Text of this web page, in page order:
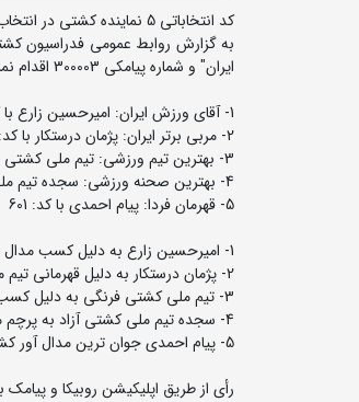
کد انتخاباتی 5 نماینده کشتی در انتخاب برترین های ورزش سال 1404 ایران اعلام شد.
به گزارش روابط عمومی فدراسیون
ایران" و شماره پیامکی 300003 اقدام نمایند.
1- آقای ورزش ایران: امیرحسین زارع با کد 104
2- مربی برتر ایران: پژمان درستکار با کد: 303
3- بهترین تیم ورزشی: تیم ملی کشتی فرنگی با کد: 403
4- بهترین صحنه ورزشی: سجده تیم ملی کشتی آزاد به پرچم با کد: 504
5- قهرمان فردا: پیام احمدی با کد: 601
1- امیرحسین زارع به دلیل کسب مدال طلای سنگین وزن کشتی آزاد جهان
2- پژمان درستکار به دلیل قهرمانی تیم ملی کشتی آزاد در رقابت های جهانی پس از 10 سال در رقابت های جهانی 2025
3- تیم ملی کشتی فرنگی به دلیل کسب دومین قهرمانی تاریخ کشتی فرنگی جهان پس از 11 سال در رقابت های جهانی 2025
4- سجده تیم ملی کشتی آزاد به پرچم مقدس ایران پس از کسب عنوان قهرمانی
5- پیام احمدی جوان ترین مدال آور کشتی فرنگی ایران در رقابت های جهانی با کسب مدال نقره وزن 55 کیلوگرم در 18 سالگی
رأی از طریق اپلیکیشن روبیکا و پیامک به